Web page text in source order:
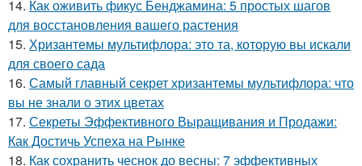
14. Как оживить фикус Бенджамина: 5 простых шагов
для восстановления вашего растения
15. Хризантемы мультифлора: это та, которую вы искали
для своего сада
16. Самый главный секрет хризантемы мультифлора: что
вы не знали о этих цветах
17. Секреты Эффективного Выращивания и Продажи:
Как Достичь Успеха на Рынке
18. Как сохранить чеснок до весны: 7 эффективных